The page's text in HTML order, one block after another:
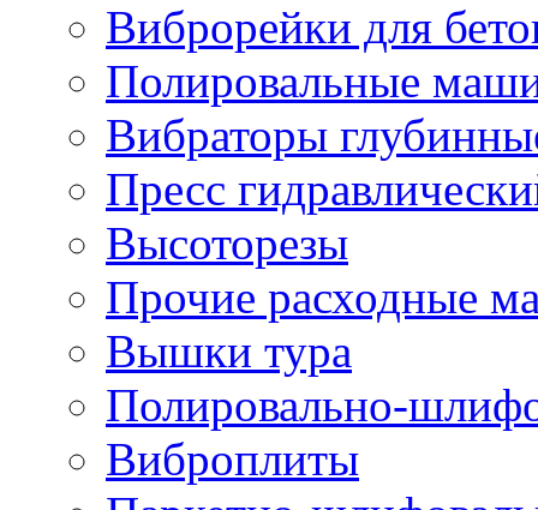
Виброрейки для
Полировальные
Вибраторы
Пресс
Высоторезы
Прочие расходные
Вышки тура
Полировально-
Виброплиты